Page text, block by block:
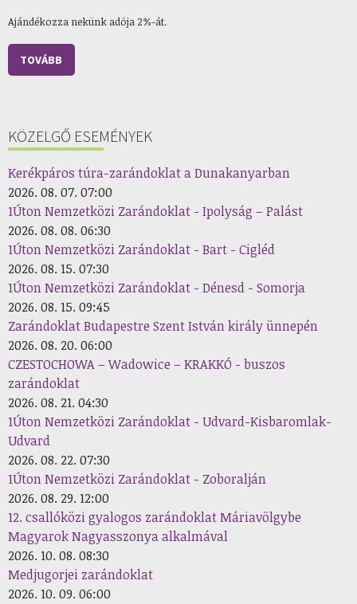
Ajándékozza nekünk adója 2%-át.
TOVÁBB
KÖZELGŐ ESEMÉNYEK
Kerékpáros túra-zarándoklat a Dunakanyarban
2026. 08. 07. 07:00
1Úton Nemzetközi Zarándoklat - Ipolyság – Palást
2026. 08. 08. 06:30
1Úton Nemzetközi Zarándoklat - Bart - Cigléd
2026. 08. 15. 07:30
1Úton Nemzetközi Zarándoklat - Dénesd - Somorja
2026. 08. 15. 09:45
Zarándoklat Budapestre Szent István király ünnepén
2026. 08. 20. 06:00
CZESTOCHOWA – Wadowice – KRAKKÓ - buszos
zarándoklat
2026. 08. 21. 04:30
1Úton Nemzetközi Zarándoklat - Udvard-Kisbaromlak-
Udvard
2026. 08. 22. 07:30
1Úton Nemzetközi Zarándoklat - Zoboralján
2026. 08. 29. 12:00
12. csallóközi gyalogos zarándoklat Máriavölgybe
Magyarok Nagyasszonya alkalmával
2026. 10. 08. 08:30
Medjugorjei zarándoklat
2026. 10. 09. 06:00